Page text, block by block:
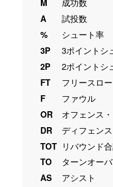
M
成功数
A
試投数
%
シュート率
3P
3ポイントシ
2P
2ポイントシ
FT
フリースロー
F
ファウル
OR
オフェンス
DR
ディフェン
TOT リバウンド
TO
ターンオー
AS
アシスト